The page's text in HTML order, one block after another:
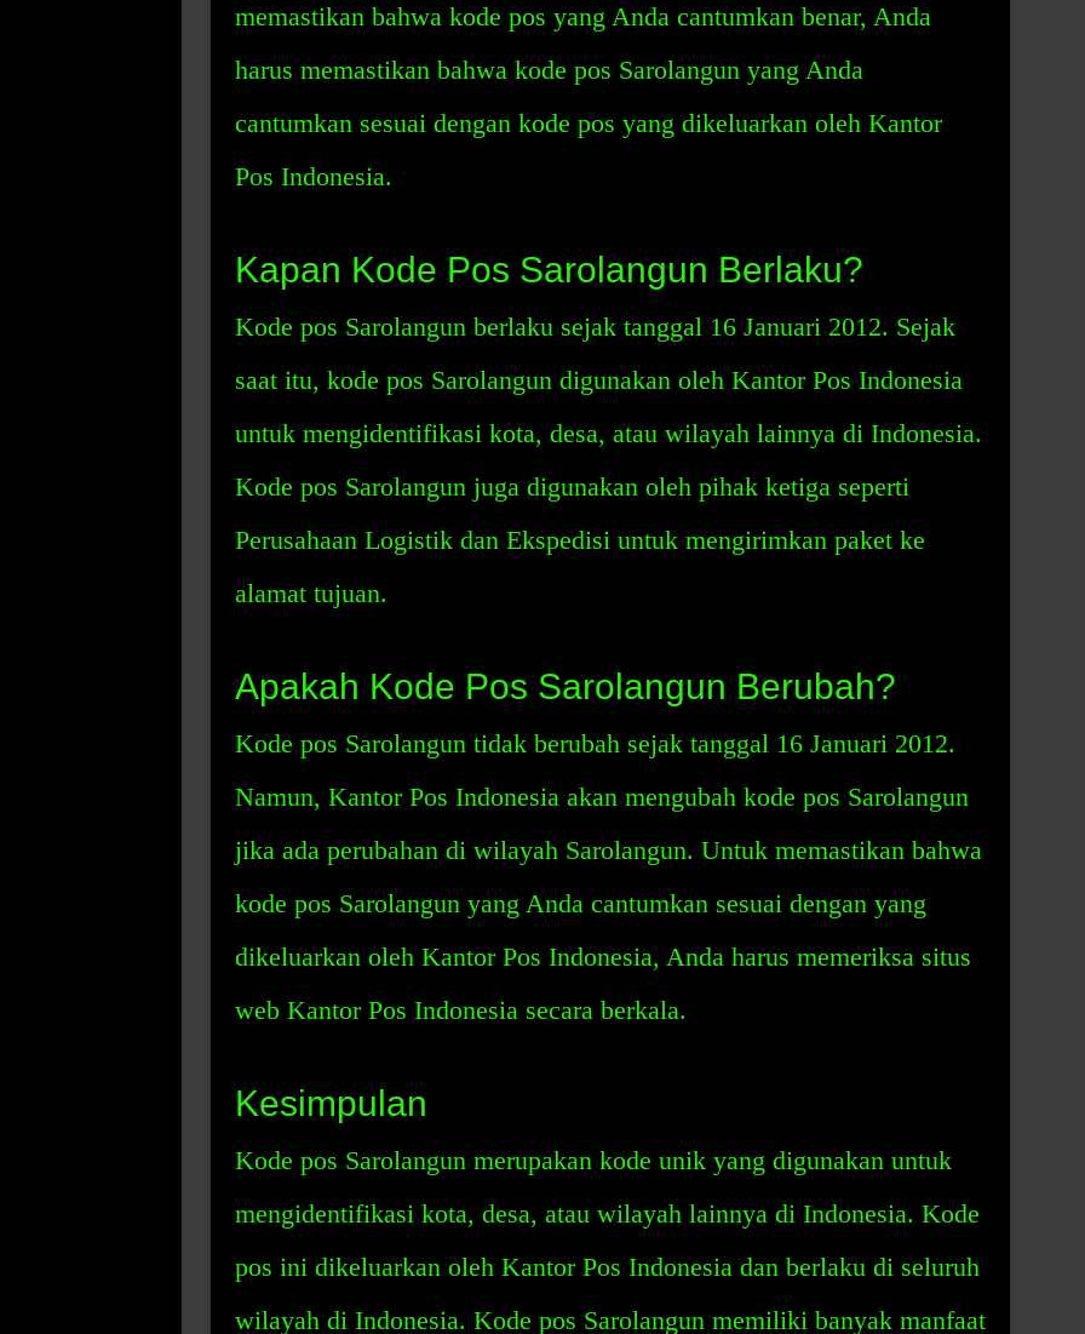
memastikan bahwa kode pos yang Anda cantumkan benar, Anda
harus memastikan bahwa kode pos Sarolangun yang Anda
cantumkan sesuai dengan kode pos yang dikeluarkan oleh Kantor
Pos Indonesia.
Kapan Kode Pos Sarolangun Berlaku?
Kode pos Sarolangun berlaku sejak tanggal 16 Januari 2012. Sejak
saat itu, kode pos Sarolangun digunakan oleh Kantor Pos Indonesia
untuk mengidentifikasi kota, desa, atau wilayah lainnya di Indonesia.
Kode pos Sarolangun juga digunakan oleh pihak ketiga seperti
Perusahaan Logistik dan Ekspedisi untuk mengirimkan paket ke
alamat tujuan.
Apakah Kode Pos Sarolangun Berubah?
Kode pos Sarolangun tidak berubah sejak tanggal 16 Januari 2012.
Namun, Kantor Pos Indonesia akan mengubah kode pos Sarolangun
jika ada perubahan di wilayah Sarolangun. Untuk memastikan bahwa
kode pos Sarolangun yang Anda cantumkan sesuai dengan yang
dikeluarkan oleh Kantor Pos Indonesia, Anda harus memeriksa situs
web Kantor Pos Indonesia secara berkala.
Kesimpulan
Kode pos Sarolangun merupakan kode unik yang digunakan untuk
mengidentifikasi kota, desa, atau wilayah lainnya di Indonesia. Kode
pos ini dikeluarkan oleh Kantor Pos Indonesia dan berlaku di seluruh
wilayah di Indonesia. Kode pos Sarolangun memiliki banyak manfaat